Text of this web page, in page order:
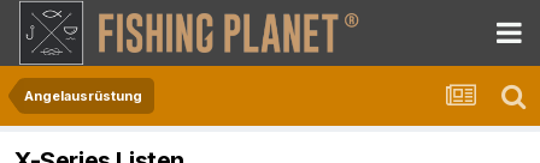
Angelausrüstung